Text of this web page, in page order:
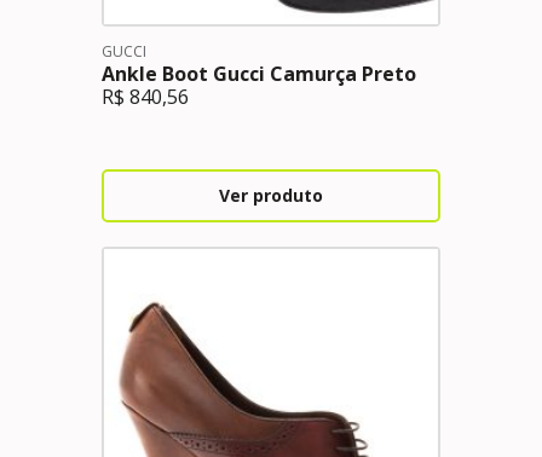
GUCCI
Ankle Boot Gucci Camurça Preto
R$ 840,56
Ver produto